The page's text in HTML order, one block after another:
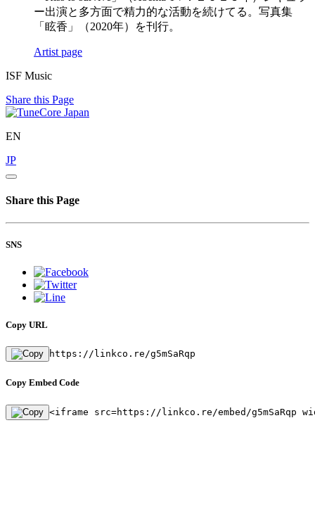
ー出演と多方面で精力的な活動を続けてる。写真集
「眩香」（2020年）を刊行。
Artist page
ISF Music
Share this Page
EN
JP
Share this Page
SNS
Copy URL
https://linkco.re/g5mSaRqp
Copy Embed Code
<iframe src=https://linkco.re/embed/g5mSaRqp